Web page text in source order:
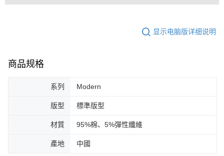
显示电脑版详细说明
商品规格
系列 Modern
版型 標準版型
材質 95%棉、5%彈性纖維
產地 中國